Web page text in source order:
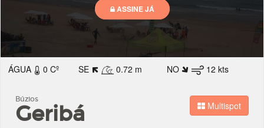
ÁGUA 0 Cº SE 0.72 m NO 12 kts
Multispot
Búzios
Geribá